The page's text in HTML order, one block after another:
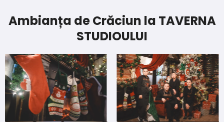
Ambianța de Crăciun la TAVERNA
STUDIOULUI